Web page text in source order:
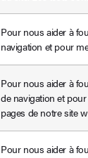
Pour nous aider à
navigation et pour
Pour nous aider à
de navigation et
pages de notre site
Pour nous aider à